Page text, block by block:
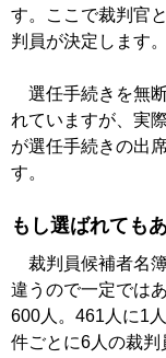
す。ここで裁判官
判員が決定します。
選任手続きを無
れていますが、実
が選任手続きの出
す。
もし選ばれても
裁判員候補者名
違うので一定では
600人。461人に1
件ごとに6人の裁